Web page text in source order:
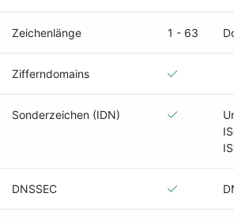
Zeichenlänge 1 - 63
Zifferndomains
Sonderzeichen (IDN)
DNSSEC